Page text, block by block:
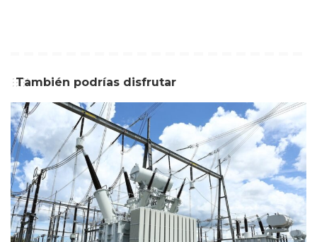
También podrías disfrutar